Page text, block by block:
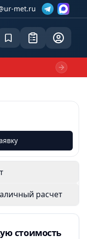
met.ru
Сохранённое
Заявка
Next
расчет
стоимость